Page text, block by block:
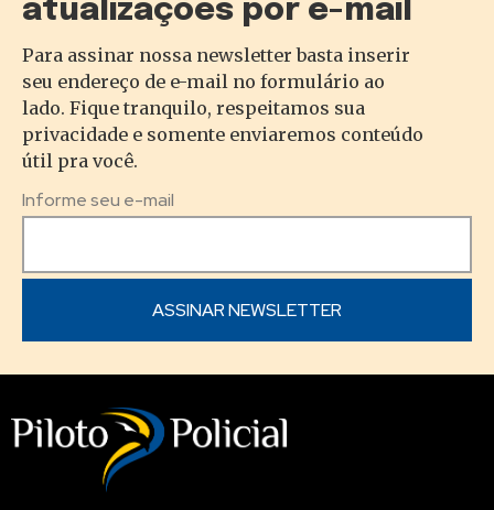
atualizações por e-mail
Para assinar nossa newsletter basta inserir
seu endereço de e-mail no formulário ao
lado. Fique tranquilo, respeitamos sua
privacidade e somente enviaremos conteúdo
útil pra você.
Informe seu e-mail